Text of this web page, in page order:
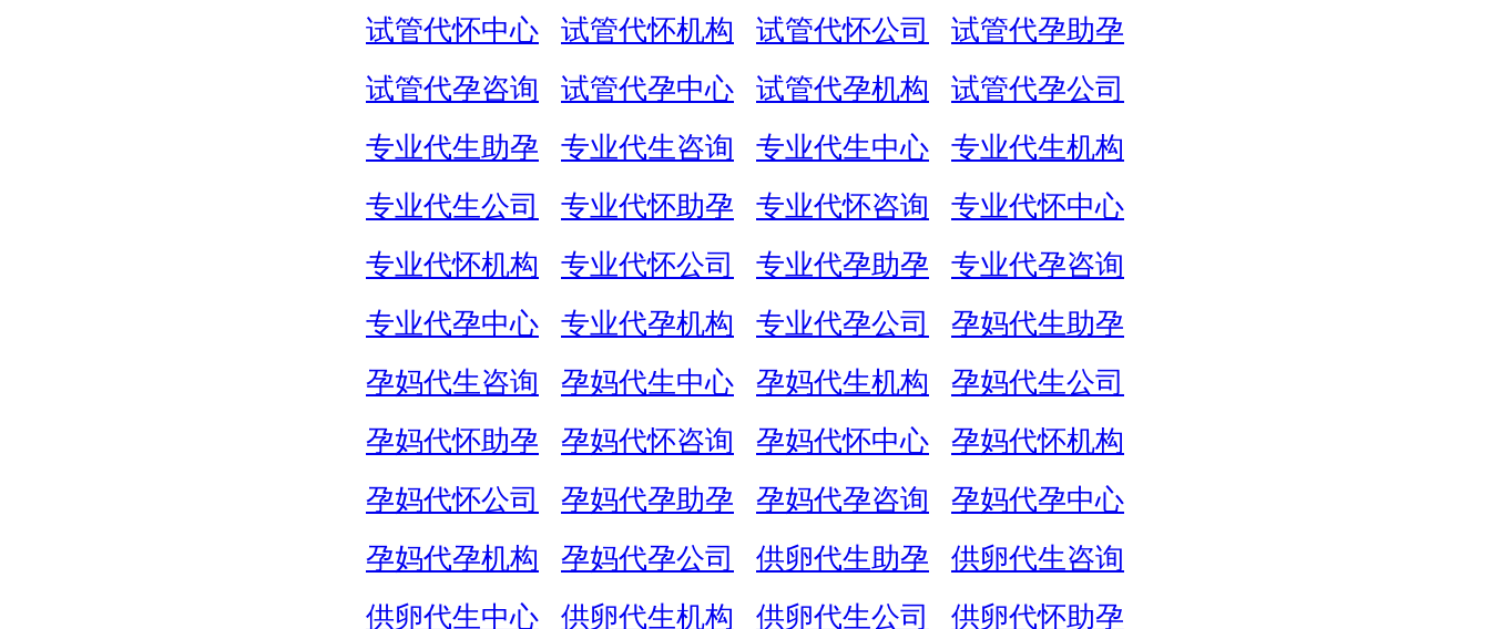
试管代怀中心
试管代怀机构 试管代怀公司
试管代孕助孕
试管代孕咨询
试管代孕中心 试管代孕机构
试管代孕公司
专业代生助孕
专业代生咨询 专业代生中心
专业代生机构
专业代生公司
专业代怀助孕 专业代怀咨询
专业代怀中心
专业代怀机构
专业代怀公司 专业代孕助孕
专业代孕咨询
专业代孕中心
专业代孕机构 专业代孕公司
孕妈代生助孕
孕妈代生咨询
孕妈代生中心 孕妈代生机构
孕妈代生公司
孕妈代怀助孕
孕妈代怀咨询 孕妈代怀中心
孕妈代怀机构
孕妈代怀公司
孕妈代孕助孕 孕妈代孕咨询
孕妈代孕中心
孕妈代孕机构
孕妈代孕公司 供卵代生助孕
供卵代生咨询
供卵代生中心
供卵代生机构 供卵代生公司
供卵代怀助孕